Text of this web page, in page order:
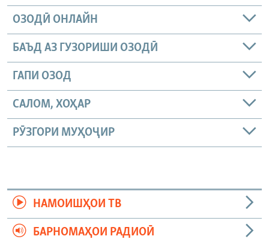
ОЗОДӢ ОНЛАЙН
БАЪД АЗ ГУЗОРИШИ ОЗОДӢ
ГАПИ ОЗОД
САЛОМ, ХОҲАР
РӮЗГОРИ МУҲОҶИР
НАМОИШҲОИ ТВ
БАРНОМАҲОИ РАДИОӢ